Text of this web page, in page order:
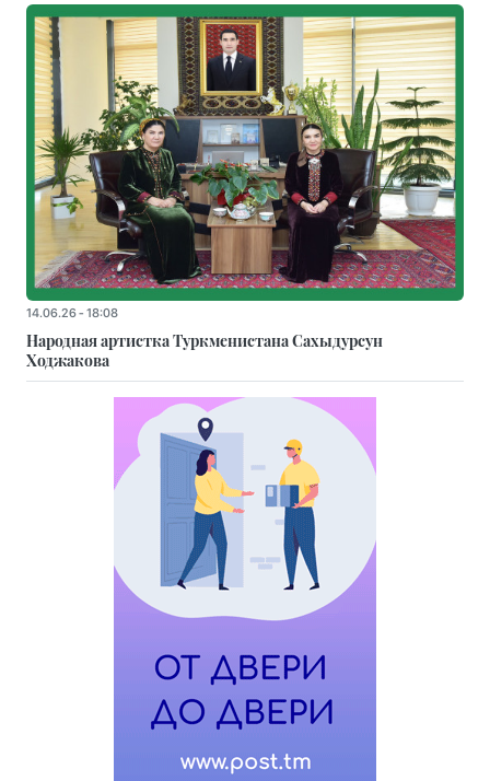
14.06.26 - 18:08
Народная артистка Туркменистана Сахыдурсун
Ходжакова